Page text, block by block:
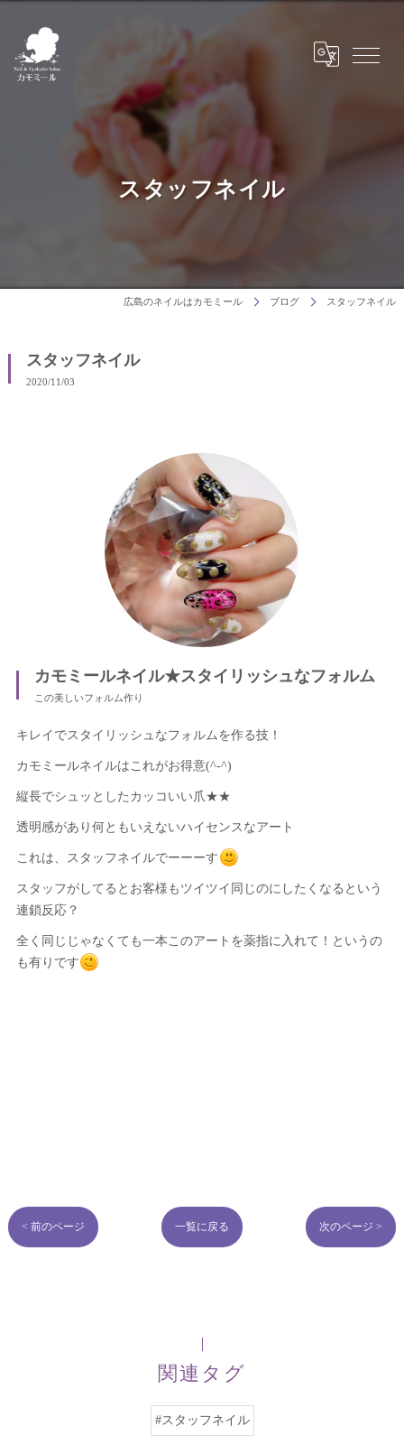
スタッフネイル
広島のネイルはカモミール ブログ スタッフネイル
スタッフネイル
2020/11/03
カモミールネイル★スタイリッシュなフォルム
この美しいフォルム作り
キレイでスタイリッシュなフォルムを作る技！
カモミールネイルはこれがお得意(^-^)
縦長でシュッとしたカッコいい爪★★
透明感があり何ともいえないハイセンスなアート
これは、スタッフネイルでーーーす
スタッフがしてるとお客様もツイツイ同じのにしたくなるという
連鎖反応？
全く同じじゃなくても一本このアートを薬指に入れて！というの
も有りです
< 前のページ 一覧に戻る 次のページ >
関連タグ
#スタッフネイル